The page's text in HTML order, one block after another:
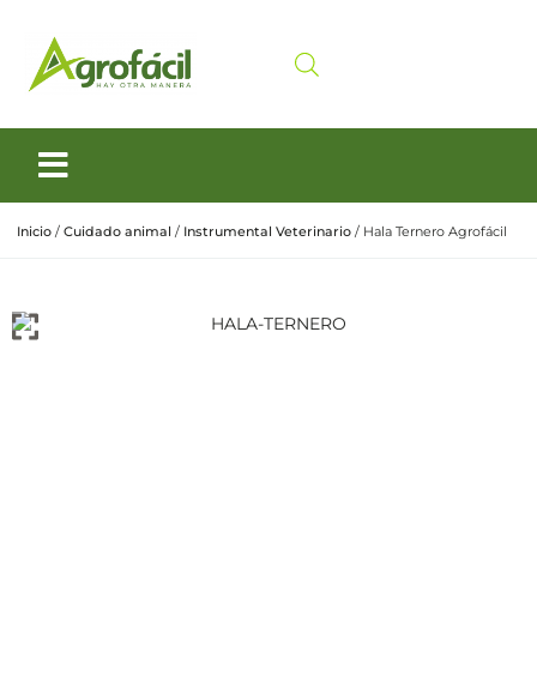
Inicio / Cuidado animal / Instrumental Veterinario / Hala Ternero Agrofácil